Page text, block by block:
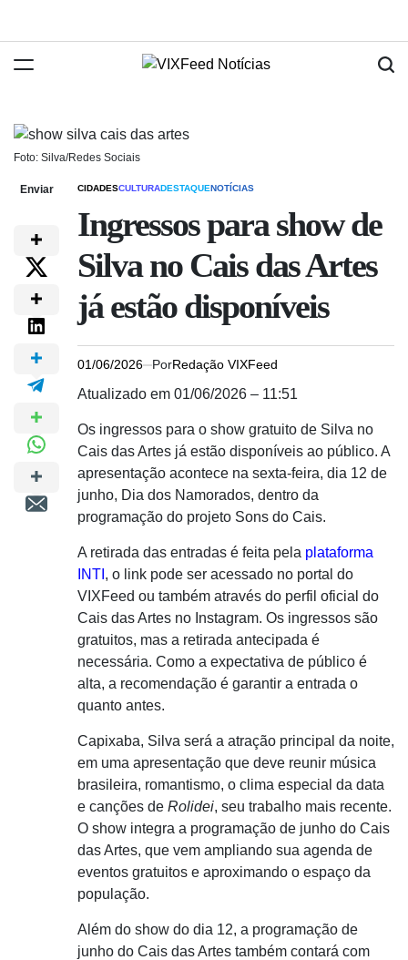
Foto: Silva/Redes Sociais
Enviar CIDADESCULTURADESTAQUENOTÍCIAS
Ingressos para show de
Silva no Cais das Artes
já estão disponíveis
01/06/2026 PorRedação VIXFeed
Atualizado em 01/06/2026 – 11:51
Os ingressos para o show gratuito de Silva no
Cais das Artes já estão disponíveis ao público. A
apresentação acontece na sexta-feira, dia 12 de
junho, Dia dos Namorados, dentro da
programação do projeto Sons do Cais.
A retirada das entradas é feita pela plataforma
INTI , o link pode ser acessado no portal do
VIXFeed ou também através do perfil oficial do
Cais das Artes no Instagram. Os ingressos são
gratuitos, mas a retirada antecipada é
necessária. Como a expectativa de público é
alta, a recomendação é garantir a entrada o
quanto antes.
Capixaba, Silva será a atração principal da noite,
em uma apresentação que deve reunir música
brasileira, romantismo, o clima especial da data
e canções de Rolidei, seu trabalho mais recente.
O show integra a programação de junho do Cais
das Artes, que vem ampliando sua agenda de
eventos gratuitos e aproximando o espaço da
população.
Além do show do dia 12, a programação de
junho do Cais das Artes também contará com